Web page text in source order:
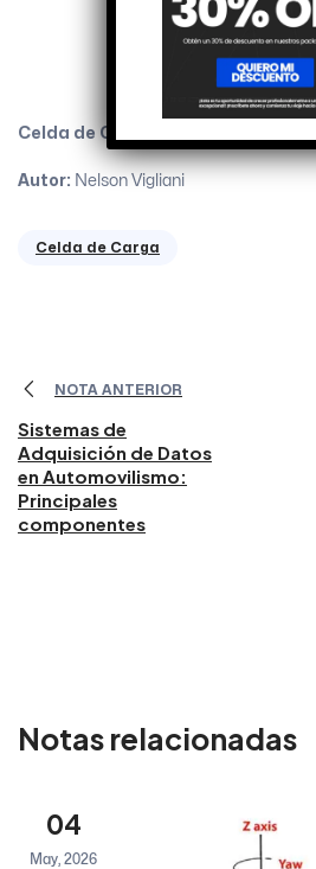
Celda de Carga
Autor: Nelson Vigliani
Celda de Carga
NOTA ANTERIOR
Sistemas de
Adquisición de Datos
en Automovilismo:
Principales
componentes
Notas relacionadas
04
May, 2026